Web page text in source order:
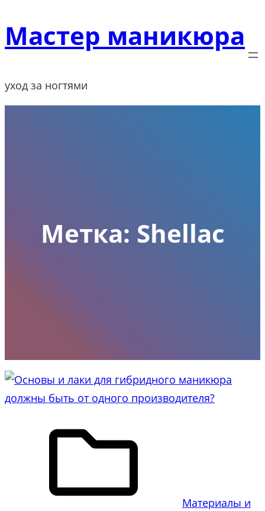
к
содержимому
Мастер маникюра
уход за ногтями
Метка: Shellac
Материалы и